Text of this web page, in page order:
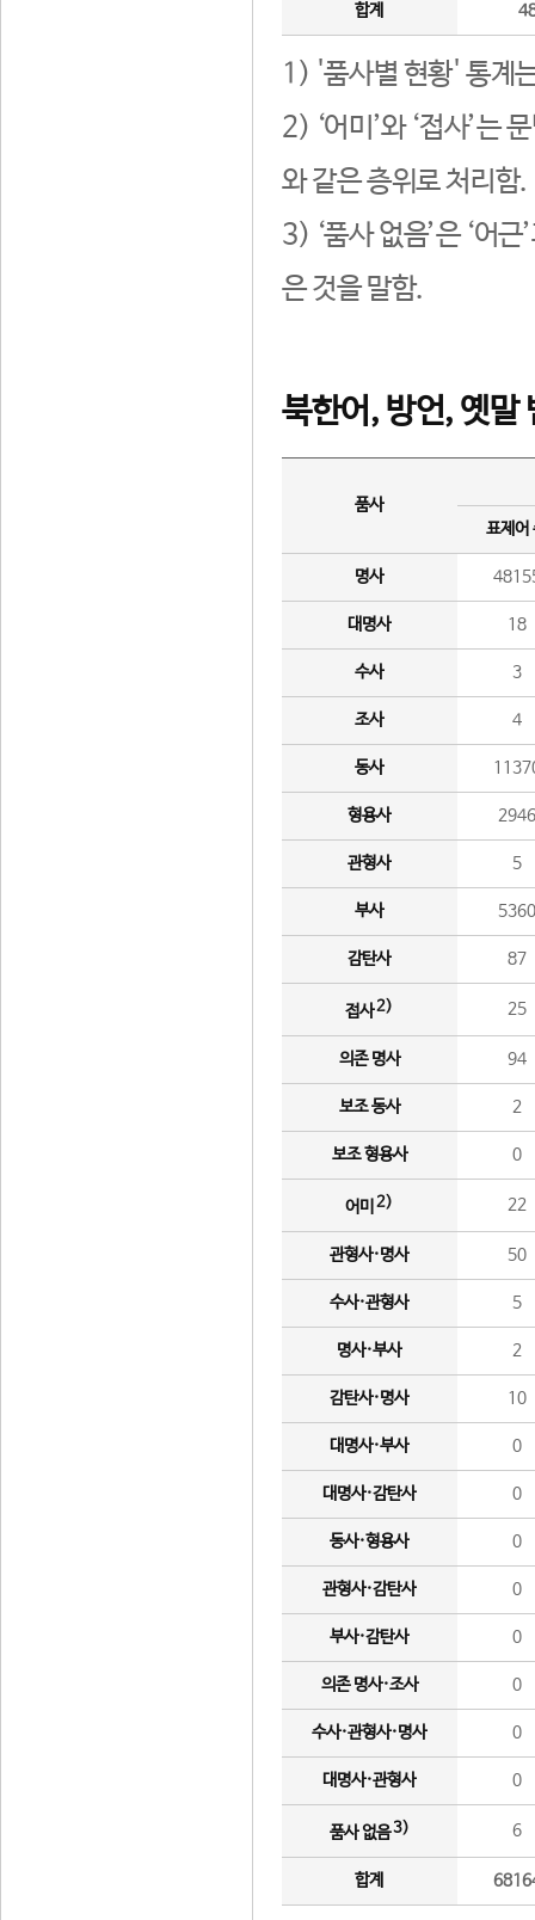
합계
1) '품사별 현황' 통계
2) ‘어미’와 ‘접사’는
와 같은 층위로 처리함.
3) ‘품사 없음’은 ‘어
은 것을 말함.
북한어, 방언, 옛말
품사
표제어
명사
대명사 18
수사 3
조사 4
동사
형용사 2946
관형사 5
부사 5360
감탄사 87
접사2) 25
의존 명사 94
보조 동사 2
보조 형용사 0
어미 2) 22
관형사·명사 50
수사·관형사 5
명사·부사 2
감탄사·명사 10
대명사·부사 0
대명사·감탄사 0
동사·형용사 0
관형사·감탄사 0
부사·감탄사 0
의존 명사·조사 0
수사·관형사·명사 0
대명사·관형사 0
품사 없음3) 6
합계